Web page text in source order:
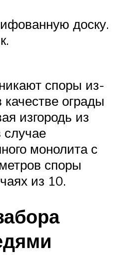
доску.
споры из-
ограды
изгородь из
случае
монолита с
споры
из 10.